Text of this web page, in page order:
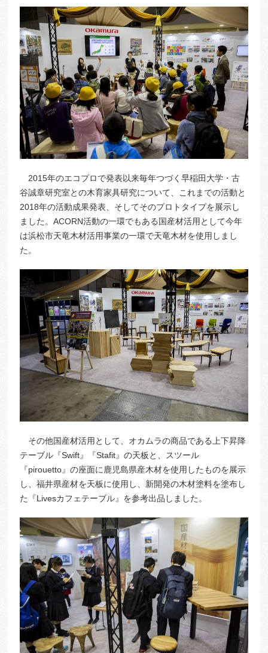
2015年のエコプロで発表以来毎年つづく早稲田大学・古
谷誠章研究室との木育家具研究について、これまでの活動と
2018年の活動成果発表、そしてそのプロトタイプを展示し
ました。ACORN活動の一環でもある国産材活用として今年
は浜松市天竜木材活用事業の一環で天竜木材を使用しまし
た。
その他国産材活用として、オカムラの商品である上下昇降
テーブル『Swift』『Stafit』の天板と、スツール
『pirouetto』の座面に鹿児島県産木材を使用したものを展示
し、福井県産材を天板に使用し、新開発の木材塗料を塗布し
た『Livesカフェテーブル』を参考出品しました。